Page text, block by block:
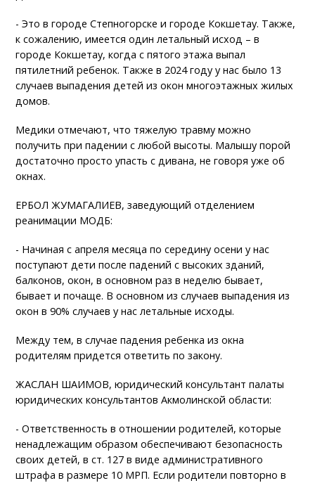
- Это в городе Степногорске и городе Кокшетау. Также,
к сожалению, имеется один летальный исход – в
городе Кокшетау, когда с пятого этажа выпал
пятилетний ребенок. Также в 2024 году у нас было 13
случаев выпадения детей из окон многоэтажных жилых
домов.
Медики отмечают, что тяжелую травму можно
получить при падении с любой высоты. Малышу порой
достаточно просто упасть с дивана, не говоря уже об
окнах.
ЕРБОЛ ЖУМАГАЛИЕВ, заведующий отделением
реанимации МОДБ:
- Начиная с апреля месяца по середину осени у нас
поступают дети после падений с высоких зданий,
балконов, окон, в основном раз в неделю бывает,
бывает и почаще. В основном из случаев выпадения из
окон в 90% случаев у нас летальные исходы.
Между тем, в случае падения ребенка из окна
родителям придется ответить по закону.
ЖАСЛАН ШАИМОВ, юридический консультант палаты
юридических консультантов Акмолинской области:
- Ответственность в отношении родителей, которые
ненадлежащим образом обеспечивают безопасность
своих детей, в ст. 127 в виде административного
штрафа в размере 10 МРП. Если родители повторно в